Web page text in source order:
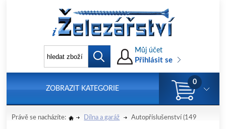
Můj účet
Přihlásit se
ZOBRAZIT KATEGORIE
0
Právě se nacházíte: Dílna a garáž Autopříslušenství (149